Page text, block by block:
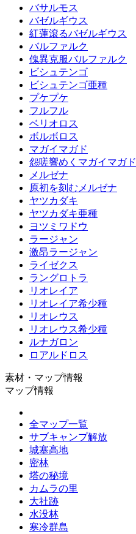
バサルモス
バゼルギウス
紅蓮滾るバゼルギウス
バルファルク
傀異克服バルファルク
ビシュテンゴ
ビシュテンゴ亜種
プケプケ
フルフル
ベリオロス
ボルボロス
マガイマガド
怨嗟響めくマガイマガド
メルゼナ
原初を刻むメルゼナ
ヤツカダキ
ヤツカダキ亜種
ヨツミワドウ
ラージャン
激昂ラージャン
ライゼクス
ラングロトラ
リオレイア
リオレイア希少種
リオレウス
リオレウス希少種
ルナガロン
ロアルドロス
素材・マップ情報
マップ情報
全マップ一覧
サブキャンプ解放
城塞高地
密林
塔の秘境
カムラの里
大社跡
水没林
寒冷群島